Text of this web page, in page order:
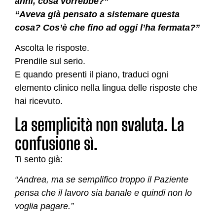
“Aveva già pensato a sistemare questa
cosa? Cos’è che fino ad oggi l’ha fermata?”
Ascolta le risposte.
Prendile sul serio.
E quando presenti il piano, traduci ogni
elemento clinico nella lingua delle risposte che
hai ricevuto.
La semplicità non svaluta. La
confusione sì.
Ti sento già:
“Andrea, ma se semplifico troppo il Paziente
pensa che il lavoro sia banale e quindi non lo
voglia pagare.”